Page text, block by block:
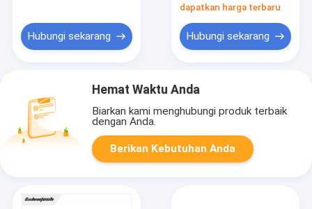
Hubungi sekarang
dapatkan harga terbaru
Hubungi sekarang
Hemat Waktu Anda
Biarkan kami menghubungi produk terbaik
dengan Anda.
Berikan Kebutuhan Anda